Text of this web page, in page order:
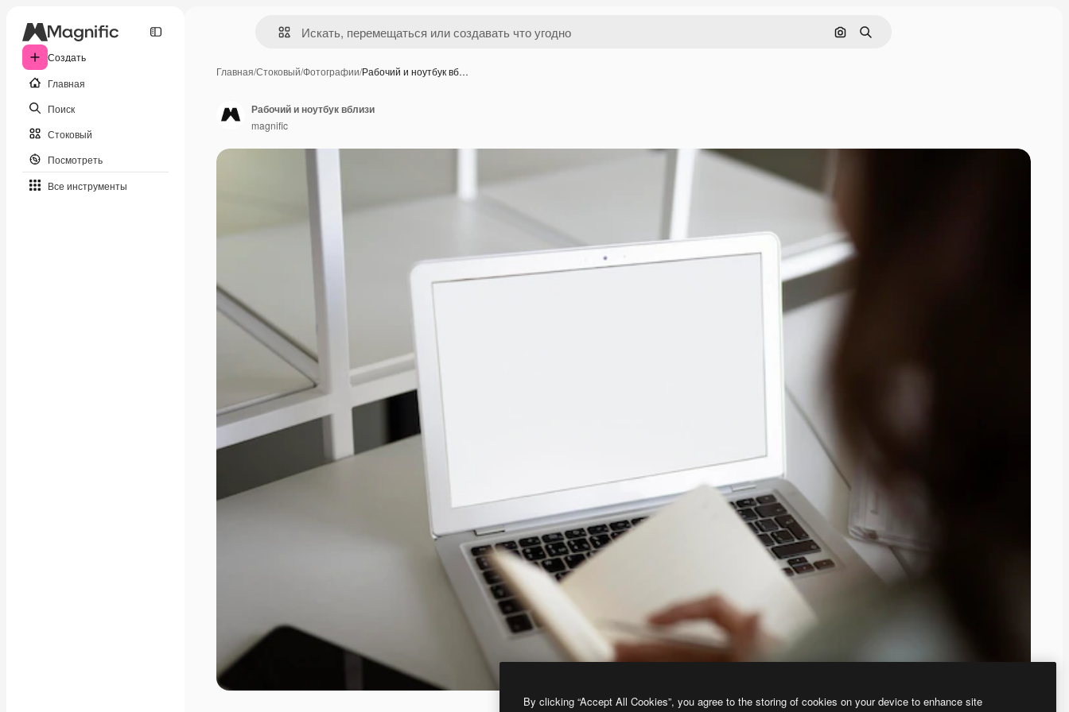
Создать
Главная
Поиск
Стоковый
Посмотреть
Все инструменты
Поиск по изображению
Поиск
Главная/Стоковый/Фотографии/Рабочий и ноутбук вб…
Рабочий и ноутбук вблизи
magnific
By clicking “Accept All Cookies”, you agree to the storing of cookies on your device to enhance site